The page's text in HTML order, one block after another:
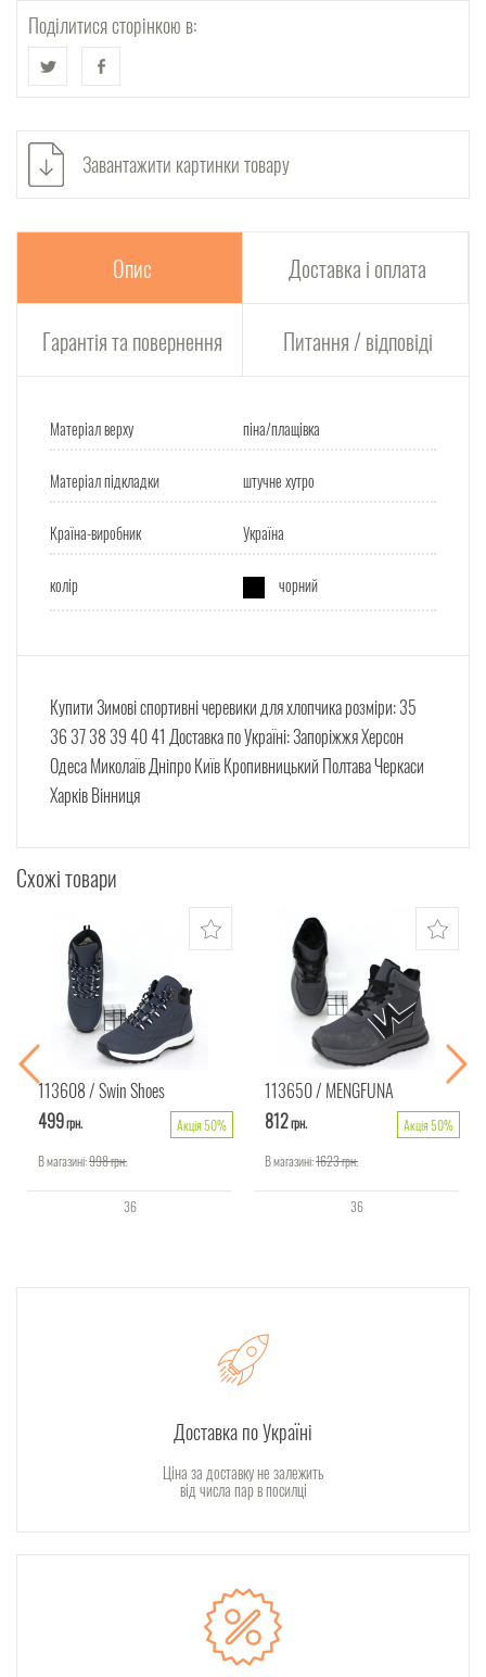
Поділитися сторінкою в:
Завантажити картинки товару
Опис Доставка і оплата
Гарантія та повернення Питання / відповіді
Матеріал верху піна/плащівка
Матеріал підкладки штучне хутро
Країна-виробник Україна
колір чорний
Купити Зимові спортивні черевики для хлопчика розміри: 35
36 37 38 39 40 41 Доставка по Україні: Запоріжжя Херсон
Одеса Миколаїв Дніпро Київ Кропивницький Полтава Черкаси
Харків Вінниця
Схожі товари
113608 Swin Shoes
499грн.
Акція 50%
В магазині:998грн.
36
113650 MENGFUNA
812грн.
Акція 50%
В магазині:1623грн.
36
Доставка по Україні
Ціна за доставку не залежить
від числа пар в посилці